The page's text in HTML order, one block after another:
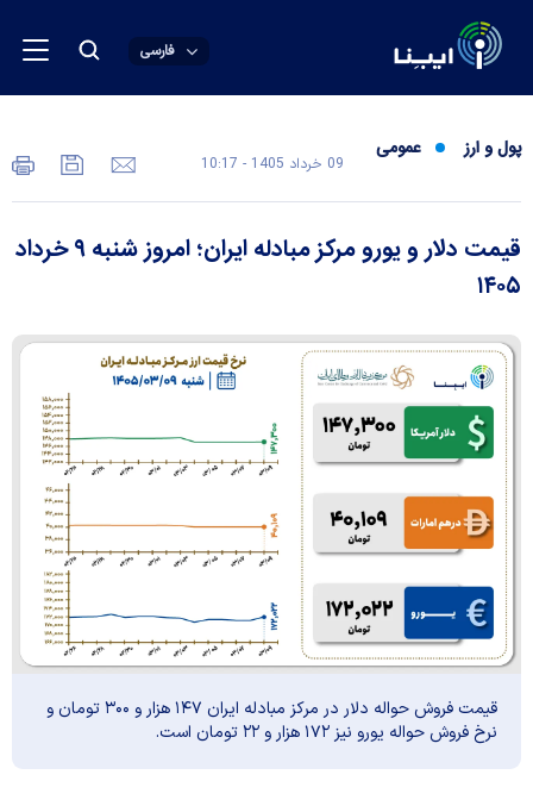
فارسی
پول و ارز عمومی
09 خرداد 1405 - 10:17
قیمت دلار و یورو مرکز مبادله ایران؛ امروز شنبه ۹ خرداد
۱۴۰۵
قیمت فروش حواله دلار در مرکز مبادله ایران ۱۴۷ هزار و ۳۰۰ تومان و
نرخ فروش حواله یورو نیز ۱۷۲ هزار و ۲۲ تومان است.